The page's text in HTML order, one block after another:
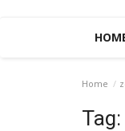
Home
Tag: